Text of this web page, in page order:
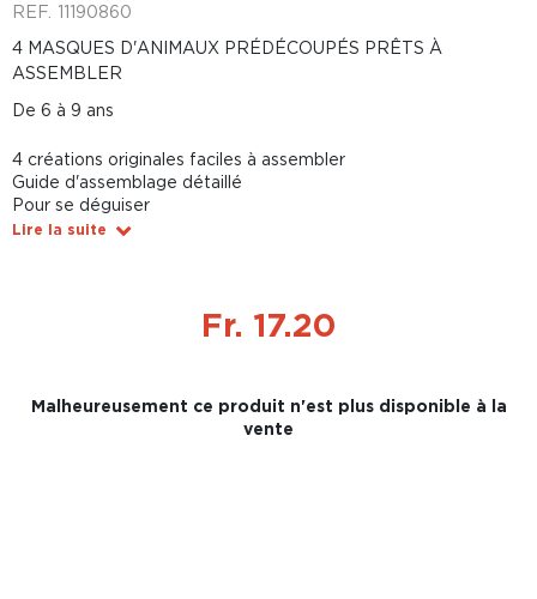
REF. 11190860
4 MASQUES D'ANIMAUX PRÉDÉCOUPÉS PRÊTS À
ASSEMBLER
De 6 à 9 ans
4 créations originales faciles à assembler
Guide d'assemblage détaillé
Pour se déguiser
Lire la suite
Fr. 17.20
Malheureusement ce produit n'est plus disponible à la
vente